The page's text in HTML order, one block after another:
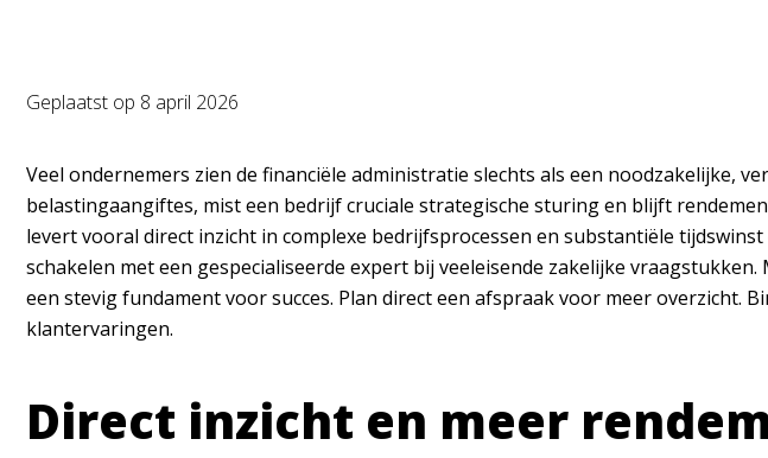
Geplaatst op 8 april 2026
Veel ondernemers zien de financiële administratie slechts als een noodzakelijke,
belastingaangiftes, mist een bedrijf cruciale strategische sturing en blijft
levert vooral direct inzicht in complexe bedrijfsprocessen en substantiële tijdswinst
schakelen met een gespecialiseerde expert bij veeleisende zakelijke
een stevig fundament voor succes. Plan direct een afspraakvoor meer overzicht.
klantervaringen.
Direct inzicht en meer